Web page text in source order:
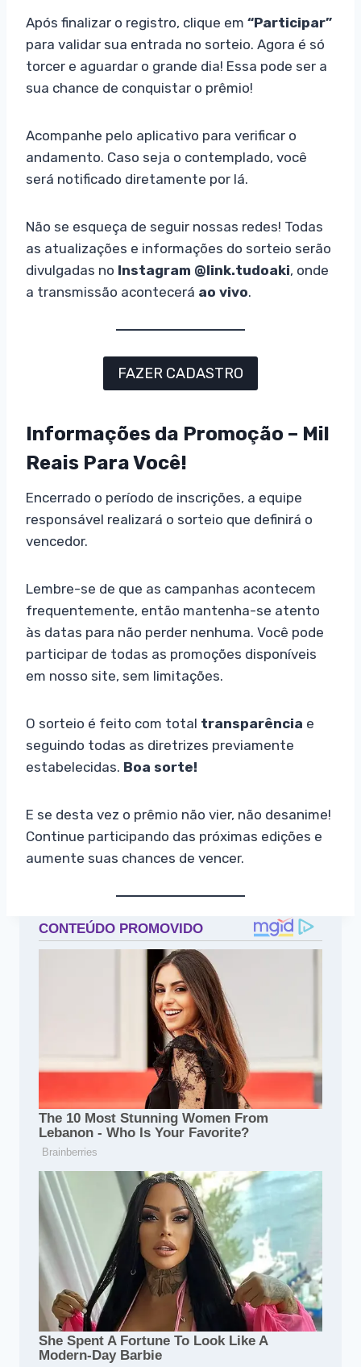
Após finalizar o registro, clique em “Participar”
para validar sua entrada no sorteio. Agora é só
torcer e aguardar o grande dia! Essa pode ser a
sua chance de conquistar o prêmio!
Acompanhe pelo aplicativo para verificar o
andamento. Caso seja o contemplado, você
será notificado diretamente por lá.
Não se esqueça de seguir nossas redes! Todas
as atualizações e informações do sorteio serão
divulgadas no Instagram @link.tudoaki, onde
a transmissão acontecerá ao vivo.
FAZER CADASTRO
Informações da Promoção – Mil
Reais Para Você!
Encerrado o período de inscrições, a equipe
responsável realizará o sorteio que definirá o
vencedor.
Lembre-se de que as campanhas acontecem
frequentemente, então mantenha-se atento
às datas para não perder nenhuma. Você pode
participar de todas as promoções disponíveis
em nosso site, sem limitações.
O sorteio é feito com total transparência e
seguindo todas as diretrizes previamente
estabelecidas. Boa sorte!
E se desta vez o prêmio não vier, não desanime!
Continue participando das próximas edições e
aumente suas chances de vencer.